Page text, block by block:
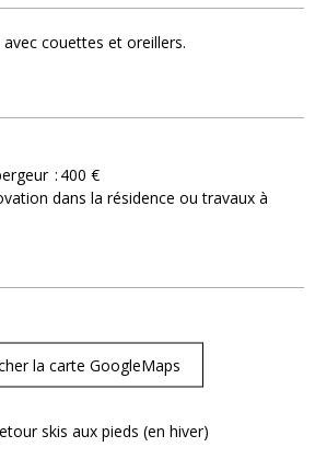
couettes et oreillers
400 €
dans la résidence ou travaux à
la carte GoogleMaps
skis aux pieds (en hiver)